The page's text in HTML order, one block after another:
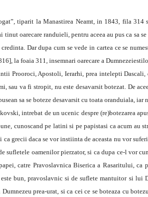
tiparit la Manastirea Neamt, in 1843, fila 314
tinut oarecare randuieli, pentru aceea au pus ca sa
Dar dupa cum se vede in cartea ce se
la foaia 311, insemnari oarecare a
Prooroci, Apostoli, Ierarhi, prea intelepti
sau va fi stropit, nu este desavarsit botezat. De
sa se boteze desavarsit cu toata oranduiala, iar
intrebat de un ucenic despre (re)botezarea
cunoscand pe latini si pe papistasi ca acum au
ca grecii daca se vor instiinta de aceasta nu vor
sufletele oamenilor pierzator, si ca dupa ce-l vor
catre Pravoslavnica Biserica a Rasaritului,
bun, pravoslavnic si de suflete mantuitor si lui
prea-urat, si ca cei ce se boteaza cu